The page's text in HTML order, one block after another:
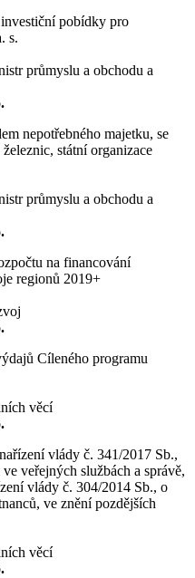
pobídky pro
s.
průmyslu a obchodu a
nepotřebného majetku, se
státní organizace
průmyslu a obchodu a
na financování
regionů 2019+
Cíleného programu
věcí
vlády č. 341/2017 Sb.,
veřejných službách a správě,
vlády č. 304/2014 Sb., o
ve znění pozdějších
věcí